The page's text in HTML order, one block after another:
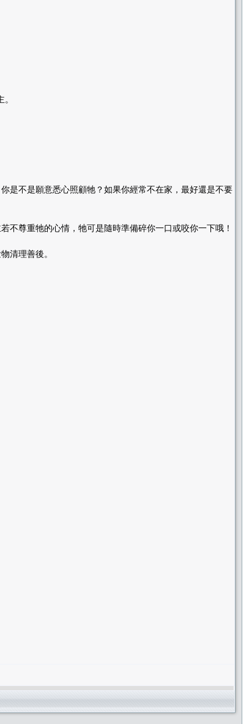
是不是願意悉心照顧牠？如果你經常不在家，最好還是不要
不尊重牠的心情，牠可是隨時準備碎你一口或咬你一下哦！
清理善後。